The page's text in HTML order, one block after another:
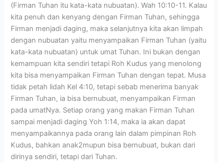
(Firman Tuhan itu kata-kata nubuatan). Wah 10:10-11. Kalau
kita penuh dan kenyang dengan Firman Tuhan, sehingga
Firman menjadi daging, maka selanjutnya kita akan limpah
dengan nubuatan yaitu menyampaikan Firman Tuhan (yaitu
kata-kata nubuatan) untuk umat Tuhan. Ini bukan dengan
kemampuan kita sendiri tetapi Roh Kudus yang menolong
kita bisa menyampaikan Firman Tuhan dengan tepat. Musa
tidak petah lidah Kel 4:10, tetapi sebab menerima banyak
Firman Tuhan, ia bisa bernubuat, menyampaikan Firman
pada umatNya. Setiap orang yang makan Firman Tuhan
sampai menjadi daging Yoh 1:14, maka ia akan dapat
menyampaikannya pada orang lain dalam pimpinan Roh
Kudus, bahkan anak2mupun bisa bernubuat, bukan dari
dirinya sendiri, tetapi dari Tuhan.